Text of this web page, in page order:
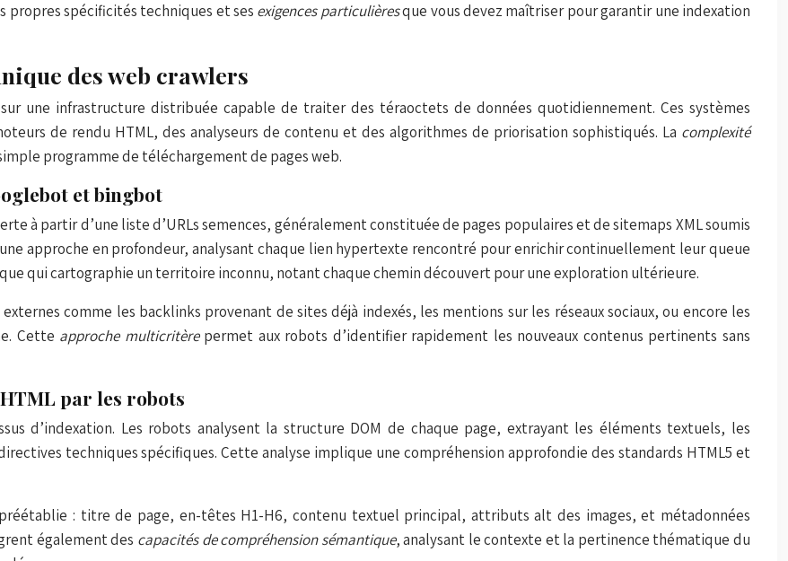
propres spécificités techniques et ses exigences particulièresque vous devez maîtriser pour garantir une indexation
des web crawlers
une infrastructure distribuée capable de traiter des téraoctets de données quotidiennement. Ces systèmes
de rendu HTML, des analyseurs de contenu et des algorithmes de priorisation sophistiqués. La complexité
programme de téléchargement de pages web.
et bingbot
à partir d’une liste d’URLs semences, généralement constituée de pages populaires et de sitemaps XML soumis
approche en profondeur, analysant chaque lien hypertexte rencontré pour enrichir continuellement leur queue
qui cartographie un territoire inconnu, notant chaque chemin découvert pour une exploration ultérieure.
comme les backlinks provenant de sites déjà indexés, les mentions sur les réseaux sociaux, ou encore les
Cette approche multicritèrepermet aux robots d’identifier rapidement les nouveaux contenus pertinents sans
par les robots
d’indexation. Les robots analysent la structure DOM de chaque page, extrayant les éléments textuels, les
techniques spécifiques. Cette analyse implique une compréhension approfondie des standards HTML5 et
préétablie : titre de page, en-têtes H1-H6, contenu textuel principal, attributs alt des images, et métadonnées
également des capacités de compréhension sémantique, analysant le contexte et la pertinence thématique du